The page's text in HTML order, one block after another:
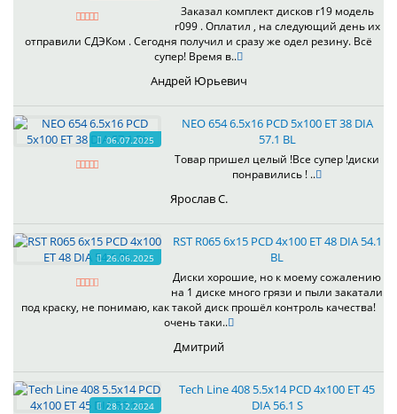
Заказал комплект дисков r19 модель
r099 . Оплатил , на следующий день их
отправили СДЭКом . Сегодня получил и сразу же одел резину. Всё
супер! Время в..
Андрей Юрьевич
06.07.2025
NEO 654 6.5x16 PCD 5x100 ET 38 DIA
57.1 BL
Товар пришел целый !Все супер !диски
понравились ! ..
Ярослав С.
26.06.2025
RST R065 6x15 PCD 4x100 ET 48 DIA 54.1
BL
Диски хорошие, но к моему сожалению
на 1 диске много грязи и пыли закатали
под краску, не понимаю, как такой диск прошёл контроль качества!
очень таки..
Дмитрий
28.12.2024
Tech Line 408 5.5x14 PCD 4x100 ET 45
DIA 56.1 S